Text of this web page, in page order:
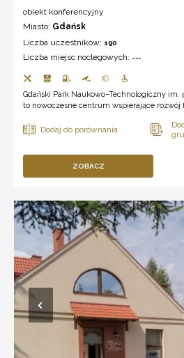
obiekt konferencyjny
Miasto: Gdańsk
Liczba uczestników: 190
Liczba miejsc noclegowych: ---
Gdański Park Naukowo–Technologiczny im.
to nowoczesne centrum wspierające rozwój
ZOBACZ